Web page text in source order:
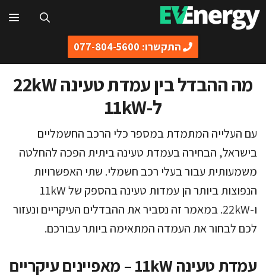
לדלג
לתוכן
התקשרו: 077-804-5600
מה ההבדל בין עמדת טעינה 22kW
ל-11kW
עם העלייה המתמדת במספר כלי הרכב החשמליים
בישראל, הבחירה בעמדת טעינה ביתית הפכה להחלטה
משמעותית עבור בעלי רכב חשמלי. שתי האפשרויות
הנפוצות ביותר הן עמדות טעינה בהספק של 11kW
ו-22kW. במאמר זה נסביר את ההבדלים העיקריים ונעזור
לכם לבחור את העמדה המתאימה ביותר עבורכם.
עמדת טעינה 11kW – מאפיינים עיקריים